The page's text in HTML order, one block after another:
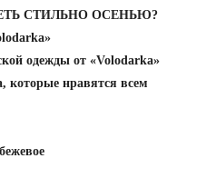
СТИЛЬНО ОСЕНЬЮ?
одежды от «Volodarka»
которые нравятся всем